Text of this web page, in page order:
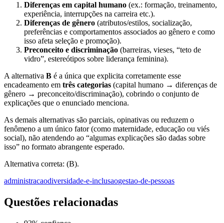
Diferenças em capital humano (ex.: formação, treinamento,
experiência, interrupções na carreira etc.).
Diferenças de gênero (atributos/estilos, socialização,
preferências e comportamentos associados ao gênero e como
isso afeta seleção e promoção).
Preconceito e discriminação (barreiras, vieses, “teto de
vidro”, estereótipos sobre liderança feminina).
A alternativa B é a única que explicita corretamente esse
encadeamento em três categorias (capital humano → diferenças de
gênero → preconceito/discriminação), cobrindo o conjunto de
explicações que o enunciado menciona.
As demais alternativas são parciais, opinativas ou reduzem o
fenômeno a um único fator (como maternidade, educação ou viés
social), não atendendo ao “algumas explicações são dadas sobre
isso” no formato abrangente esperado.
Alternativa correta: (B).
administracaodiversidade-e-inclusaogestao-de-pessoas
Questões relacionadas